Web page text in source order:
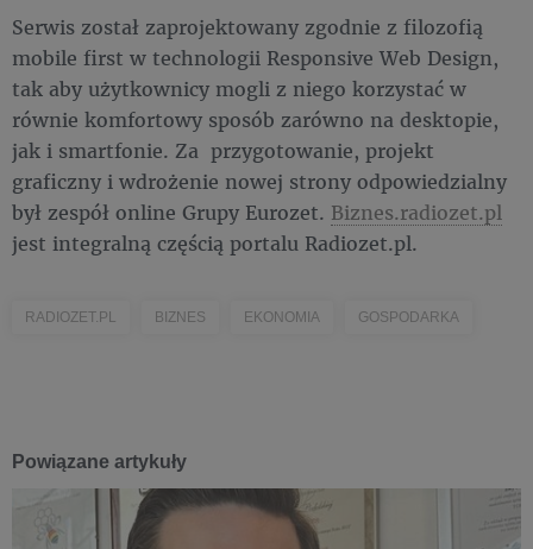
Serwis został zaprojektowany zgodnie z filozofią
mobile first w technologii Responsive Web Design,
tak aby użytkownicy mogli z niego korzystać w
równie komfortowy sposób zarówno na desktopie,
jak i smartfonie. Za przygotowanie, projekt
graficzny i wdrożenie nowej strony odpowiedzialny
był zespół online Grupy Eurozet. Biznes.radiozet.pl
jest integralną częścią portalu Radiozet.pl.
RADIOZET.PL BIZNES EKONOMIA GOSPODARKA
Powiązane artykuły